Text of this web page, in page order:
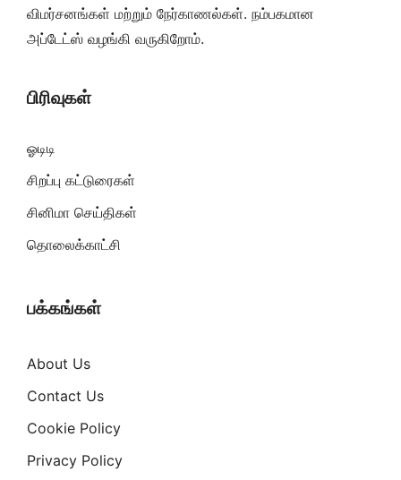
விமர்சனங்கள் மற்றும் நேர்காணல்கள். நம்பகமான
அப்டேட்ஸ் வழங்கி வருகிறோம்.
பிரிவுகள்
ஓடிடி
சிறப்பு கட்டுரைகள்
சினிமா செய்திகள்
தொலைக்காட்சி
பக்கங்கள்
About Us
Contact Us
Cookie Policy
Privacy Policy